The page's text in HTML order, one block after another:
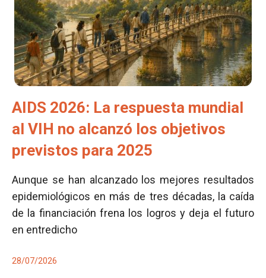
AIDS 2026: La respuesta mundial
al VIH no alcanzó los objetivos
previstos para 2025
Aunque se han alcanzado los mejores resultados
epidemiológicos en más de tres décadas, la caída
de la financiación frena los logros y deja el futuro
en entredicho
28/07/2026